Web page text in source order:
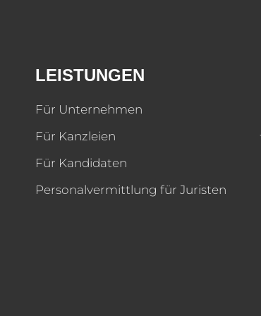
LEISTUNGEN
Für Unternehmen
Für Kanzleien
Für Kandidaten
Personalvermittlung für Juristen